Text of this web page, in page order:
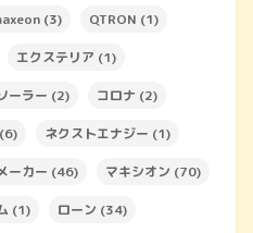
(3) QTRON (1)
エクステリア (1)
ーラー (2) コロナ (2)
(6) ネクストエナジー (1)
ーカー (46) マキシオン (70)
(1) ローン (34)